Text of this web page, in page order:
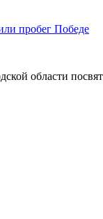
пробег Победе
области